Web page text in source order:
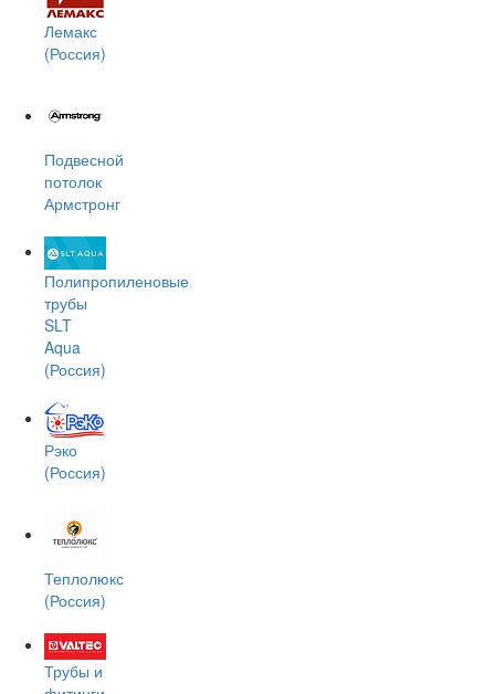
Лемакс
(Россия)
Подвесной
потолок
Армстронг
Полипропиленовые
трубы
SLT
Aqua
(Россия)
Рэко
(Россия)
Теплолюкс
(Россия)
Трубы и